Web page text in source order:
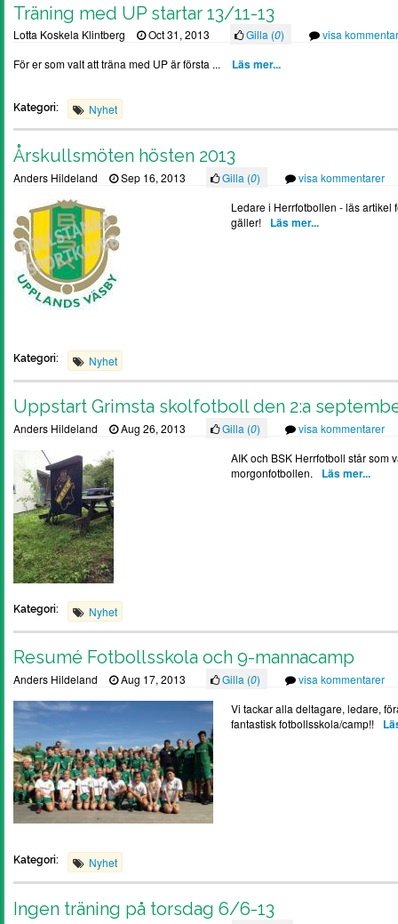
Träning med UP startar 13/11-13
Lotta Koskela Klintberg Oct 31, 2013 Gilla (0)
visa
För er som valt att träna med UP är första ...
Läs mer...
Kategori: Nyhet
Årskullsmöten hösten 2013
Anders Hildeland Sep 16, 2013 Gilla (0)
visa kommentarer
Ledare i Herrfotbollen - läs artikel
gäller!
Läs mer...
Kategori: Nyhet
Uppstart Grimsta skolfotboll den 2:a
Anders Hildeland Aug 26, 2013 Gilla (0)
visa kommentarer
AIK och BSK Herrfotboll står som
morgonfotbollen.
Läs mer...
Kategori: Nyhet
Resumé Fotbollsskola och 9-mannacamp
Anders Hildeland Aug 17, 2013 Gilla (0)
visa kommentarer
Vi tackar alla deltagare, ledare,
fantastisk fotbollsskola/camp!!
Kategori: Nyhet
Ingen träning på torsdag 6/6-13